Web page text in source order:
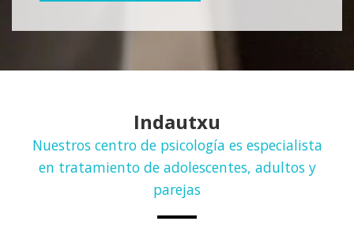
Indautxu
Nuestros centro de psicología es especialista
en tratamiento de adolescentes, adultos y
parejas